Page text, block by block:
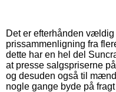
Det er efterhånden
prissammenligning fra
dette har en hel del
at presse salgspriserne
og desuden også til
nogle gange byde på